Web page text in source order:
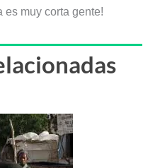
es muy corta gente!